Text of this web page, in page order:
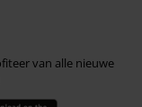
van alle nieuwe